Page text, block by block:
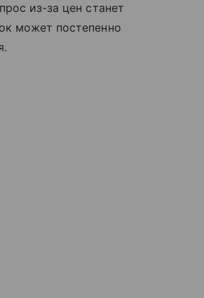
из-за цен станет
может постепенно